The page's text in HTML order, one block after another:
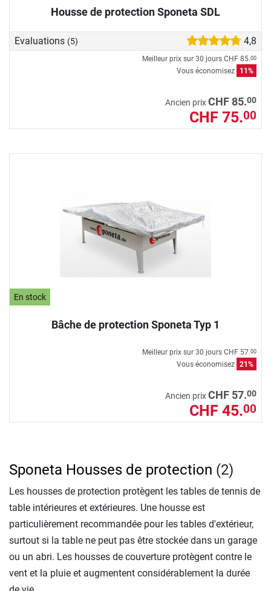
Housse de protection Sponeta SDL
Evaluations (5) 4,8
Meilleur prix sur 30 jours CHF 85.00
Vous économisez 11%
Ancien prixCHF 85.00
CHF 75.00
En stock
Bâche de protection Sponeta Typ 1
Meilleur prix sur 30 jours CHF 57.00
Vous économisez 21%
Ancien prixCHF 57.00
CHF 45.00
Sponeta Housses de protection (2)
Les housses de protection protègent les tables de tennis de
table intérieures et extérieures. Une housse est
particulièrement recommandée pour les tables d'extérieur,
surtout si la table ne peut pas être stockée dans un garage
ou un abri. Les housses de couverture protègent contre le
vent et la pluie et augmentent considérablement la durée